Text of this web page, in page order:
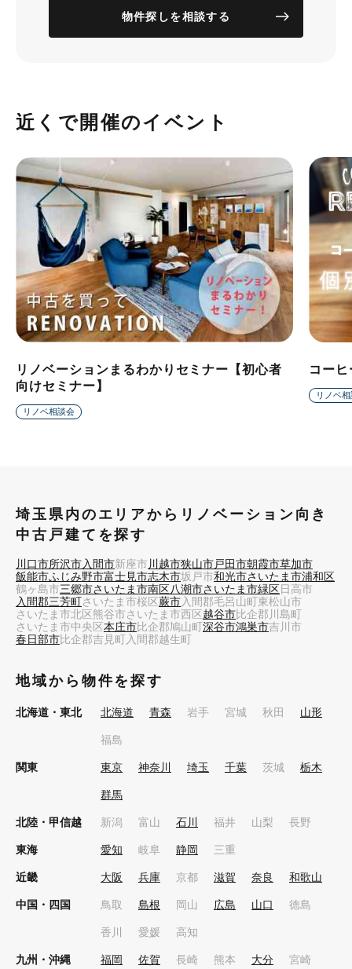
物件探しを相談する
近くで開催のイベント
リノベーションまるわかりセミナー【初心者
向けセミナー】
リノベ相談会
コー
リノベ
埼玉県内のエリアからリノベーション向き
中古戸建てを探す
川口市所沢市入間市新座市 川越市狭山市戸田市朝霞市草加市
飯能市ふじみ野市富士見市志木市坂戸市和光市さいたま市浦和区
鶴ヶ島市三郷市さいたま市南区八潮市さいたま市緑区日高市
入間郡三芳町さいたま市桜区蕨市入間郡毛呂山町東松山市
さいたま市北区熊谷市さいたま市西区越谷市比企郡川島町
さいたま市中央区本庄市比企郡鳩山町深谷市鴻巣市吉川市
春日部市比企郡吉見町入間郡越生町
地域から物件を探す
北海道・東北 北海道 青森 岩手 宮城 秋田 山形
福島
関東 東京 神奈川 埼玉 千葉 茨城 栃木
群馬
北陸・甲信越 新潟 富山 石川 福井 山梨 長野
東海 愛知 岐阜 静岡 三重
近畿 大阪 兵庫 京都 滋賀 奈良 和歌山
中国・四国 鳥取 島根 岡山 広島 山口 徳島
香川 愛媛 高知
九州・沖縄 福岡 佐賀 長崎 熊本 大分 宮崎